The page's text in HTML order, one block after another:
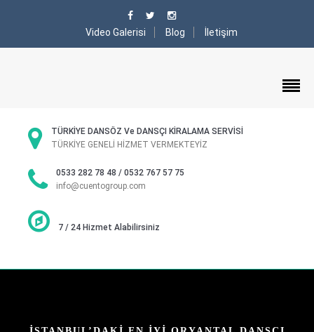
Video Galerisi Blog İletişim
TÜRKİYE DANSÖZ Ve DANSÇI KİRALAMA SERVİSİ
TÜRKİYE GENELİ HİZMET VERMEKTEYİZ
0533 282 78 48 / 0532 767 57 75
info@cuentogroup.com
7 / 24 Hizmet Alabilirsiniz